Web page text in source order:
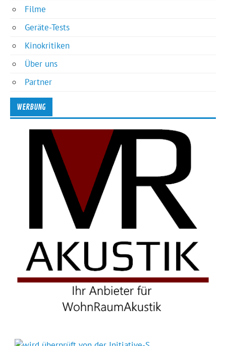
Filme
Geräte-Tests
Kinokritiken
Über uns
Partner
WERBUNG